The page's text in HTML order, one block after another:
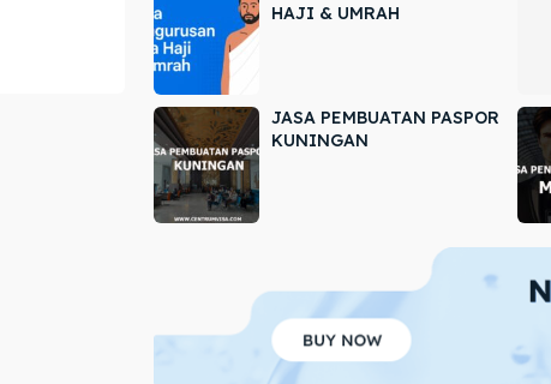
HAJI & UMRAH
JASA PEMBUATAN PASPOR
KUNINGAN